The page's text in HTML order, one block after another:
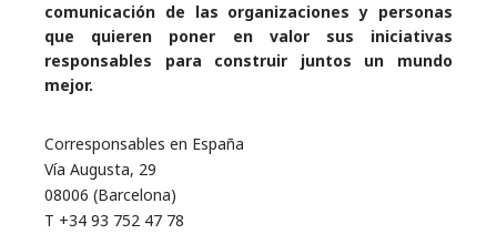
comunicación de las organizaciones y personas
que quieren poner en valor sus iniciativas
responsables para construir juntos un mundo
mejor.
Corresponsables en España
Vía Augusta, 29
08006 (Barcelona)
T +34 93 752 47 78